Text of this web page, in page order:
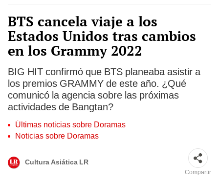
BTS cancela viaje a los
Estados Unidos tras cambios
en los Grammy 2022
BIG HIT confirmó que BTS planeaba asistir a
los premios GRAMMY de este año. ¿Qué
comunicó la agencia sobre las próximas
actividades de Bangtan?
Últimas noticias sobre Doramas
Noticias sobre Doramas
Cultura Asiática LR
Compartir